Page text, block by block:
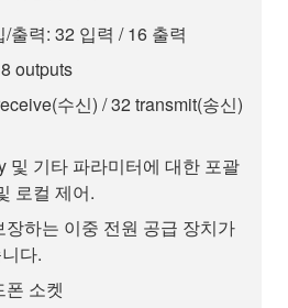
출력: 32 입력 / 16 출력
outputs
수신) / 32 transmit(송신)
및 기타 파라미터에 대한 포괄
로컬 제어.
장하는 이중 전원 공급 장치가
다.
폰 소켓